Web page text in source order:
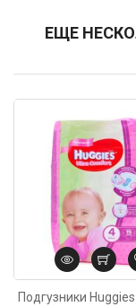
ЕЩЕ